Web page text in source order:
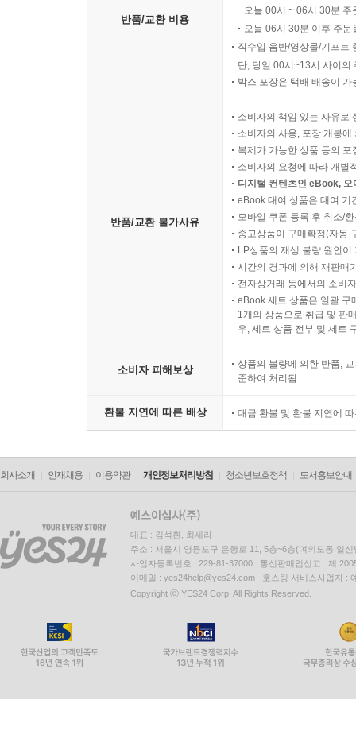
2. 고역 통과 필터
반품/교환 비용
오늘 00시 ~ 06시 30분
오늘 06시 30분 이후 주
직수입 음반/영상물/기프트
단, 당일 00시~13시 사이의
박스 포장은 택배 배송이
반품/교환 불가사유
소비자의 책임 있는 사유로
소비자의 사용, 포장 개봉
복제가 가능한 상품 등의
소비자의 요청에 따라 개별
디지털 컨텐츠인 eBook,
eBook 대여 상품은 대여 기
모바일 쿠폰 등록 후 취소/
중고상품이 구매확정(자동
LP상품의 재생 불량 원인
시간의 경과에 의해 재판매
전자상거래 등에서의 소비
eBook 세트 상품은 일괄 구
1개의 상품으로 취급 및 판
우, 세트 상품 전부 및 세트
소비자 피해보상
상품의 불량에 의한 반품,
준하여 처리됨
환불 지연에 따른 배상 대금 환불 및 환불 지연에
회사소개 인재채용 이용약관 개인정보처리방침 청소년보호정책 도서홍보안내
대표 : 김석환, 최세라
주소 : 서울시 영등포구 은행로 11, 5층~6층(여의도동,일신
사업자등록번호 : 229-81-37000 통신판매업신고 : 제
이메일 : yes24help@yes24.com 호스팅 서비스사업자 :
Copyright ⓒ YES24 Corp. All Rights Reserved.